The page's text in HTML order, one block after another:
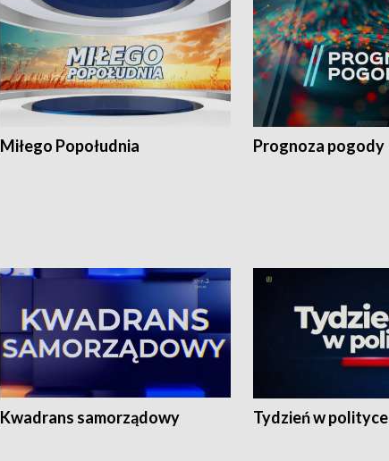
Miłego Popołudnia Prognoza pogody
Kwadrans samorządowy Tydzień w polityce